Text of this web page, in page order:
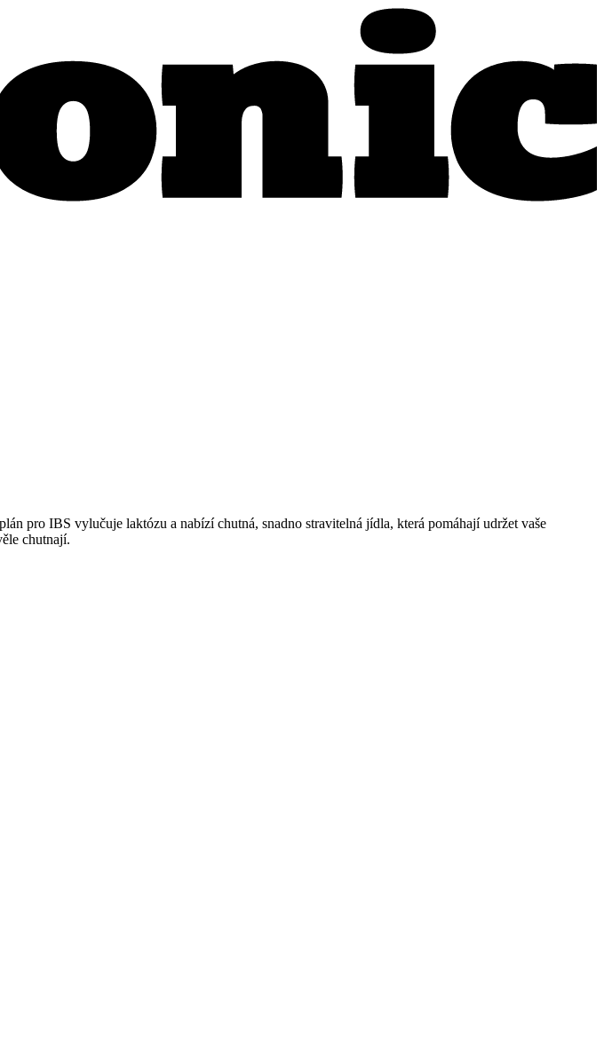
pro IBS vylučuje laktózu a nabízí chutná, snadno stravitelná jídla, která pomáhají udržet vaše
chutnají.